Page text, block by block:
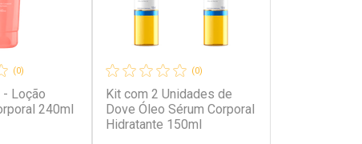
(0)
- Loção
240ml
(0)
Kit com 2 Unidades de
Dove Óleo Sérum Corporal
Hidratante 150ml